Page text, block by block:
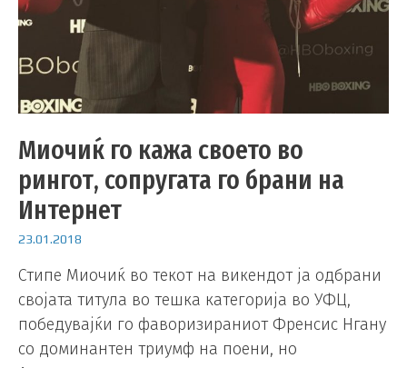
Миочиќ го кажа своето во
рингот, сопругата го брани на
Интернет
23.01.2018
Стипе Миочиќ во текот на викендот ја одбрани
својата титула во тешка категорија во УФЦ,
победувајќи го фаворизираниот Френсис Нгану
со доминантен триумф на поени, но